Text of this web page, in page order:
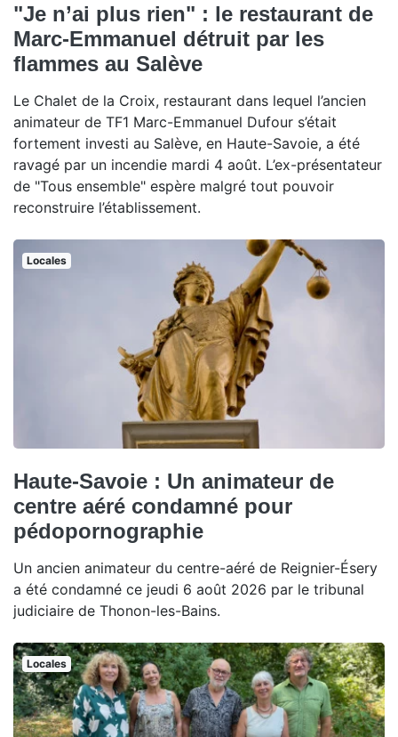
"Je n’ai plus rien" : le restaurant de
Marc-Emmanuel détruit par les
flammes au Salève
Le Chalet de la Croix, restaurant dans lequel l’ancien
animateur de TF1 Marc-Emmanuel Dufour s’était
fortement investi au Salève, en Haute-Savoie, a été
ravagé par un incendie mardi 4 août. L’ex-présentateur
de "Tous ensemble" espère malgré tout pouvoir
reconstruire l’établissement.
Locales
Haute-Savoie : Un animateur de
centre aéré condamné pour
pédopornographie
Un ancien animateur du centre-aéré de Reignier-Ésery
a été condamné ce jeudi 6 août 2026 par le tribunal
judiciaire de Thonon-les-Bains.
Locales